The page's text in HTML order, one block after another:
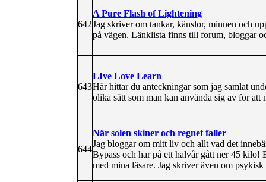
642
A Pure Flash of Lightening
Jag skriver om tankar, känslor, minnen och
på vägen. Länklista finns till forum, bloggar
643
LIve Love Learn
Här hittar du anteckningar som jag samlat
olika sätt som man kan använda sig av för
644
När solen skiner och regnet faller
Jag bloggar om mitt liv och allt vad det
Bypass och har på ett halvår gått ner 45 kilo!
med mina läsare. Jag skriver även om